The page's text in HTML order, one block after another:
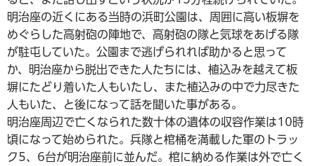
明治座の近くにある当時の浜町公園は、周囲に高い板塀を
めぐらした高射砲の陣地で、高射砲の隊と気球をあげる隊
が駐屯していた。公園まで逃げられれば助かると思って
か、明治座から脱出できた人たちには、植込みを越えて板
塀にたどり着いた人もいたし、また植込みの中で力尽きた
人もいた、と後になって話を聞いた事がある。
明治座周辺で亡くなられた数十体の遺体の収容作業は10時
頃になって始められた。兵隊と棺桶を満載した軍のトラッ
ク5、6台が明治座前に並んだ。棺に納める作業は外で亡く